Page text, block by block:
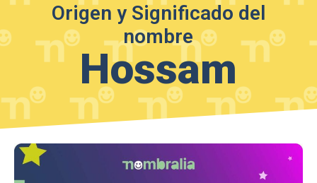
Origen y Significado del
nombre
Hossam